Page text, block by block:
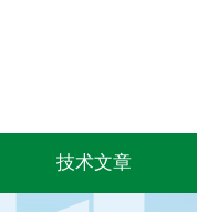
技术文章